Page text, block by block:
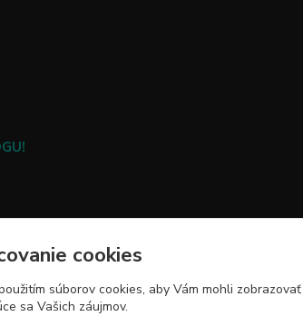
cookies
súborov cookies, aby Vám mohli
sa Vašich záujmov.